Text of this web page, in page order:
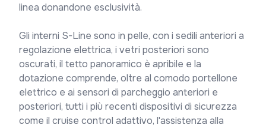
linea donandone esclusività.
Gli interni S-Line sono in pelle, con i sedili anteriori a
regolazione elettrica, i vetri posteriori sono
oscurati, il tetto panoramico è apribile e la
dotazione comprende, oltre al comodo portellone
elettrico e ai sensori di parcheggio anteriori e
posteriori, tutti i più recenti dispositivi di sicurezza
come il cruise control adattivo, l'assistenza alla